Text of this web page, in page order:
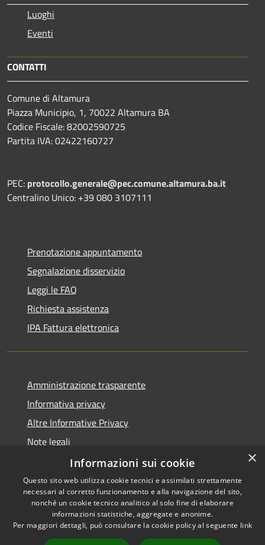
Luoghi
Eventi
CONTATTI
Comune di Altamura
Piazza Municipio, 1, 70022 Altamura BA
Codice Fiscale: 82002590725
Partita IVA: 02422160727
PEC: protocollo.generale@pec.comune.altamura.ba.it
Centralino Unico: +39 080 3107111
Prenotazione appuntamento
Segnalazione disservizio
Leggi le FAQ
Richiesta assistenza
IPA Fattura elettronica
Amministrazione trasparente
Informativa privacy
Altre Informative Privacy
Note legali
Dichiarazione di accessibilità
RSS
Accessibilità
Copyright © 2026 • Comune di
×
Informazioni sui cookie
Questo sito web utilizza cookie tecnici e assimilati strettamente
necessari al corretto funzionamento e alla navigazione del sito,
nonché un cookie tecnico analitico al solo fine di elaborare
informazioni statistiche, aggregate e anonime.
Per maggiori dettagli, può consultare la cookie policy al seguente link